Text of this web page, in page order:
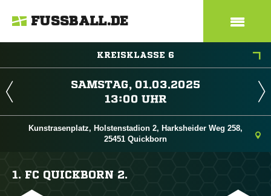
FUSSBALL.DE
KREISKLASSE 6
 
 
Kunstrasenplatz, Holstenstadion 2, Harksheider Weg 258,
25451 Quickborn
1. FC QUICKBORN 2.